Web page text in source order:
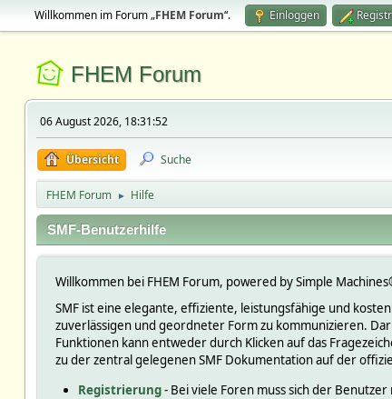
Willkommen im Forum „FHEM Forum“. Einloggen
FHEM Forum
06 August 2026, 18:31:52
Übersicht Suche
FHEM Forum ► Hilfe
SMF-Benutzerhilfe
Willkommen bei FHEM Forum, powered by Simple
SMF ist eine elegante, effiziente, leistungsfähige und
zuverlässigen und geordneter Form zu kommunizieren.
Funktionen kann entweder durch Klicken auf das
zu der zentral gelegenen SMF Dokumentation auf der
Registrierung- Bei viele Foren muss sich der